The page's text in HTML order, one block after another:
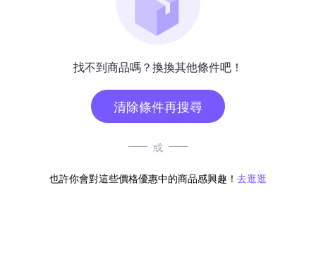
找不到商品嗎？換換其他條件吧！
清除條件再搜尋
或
也許你會對這些價格優惠中的商品感興趣！ 去逛逛